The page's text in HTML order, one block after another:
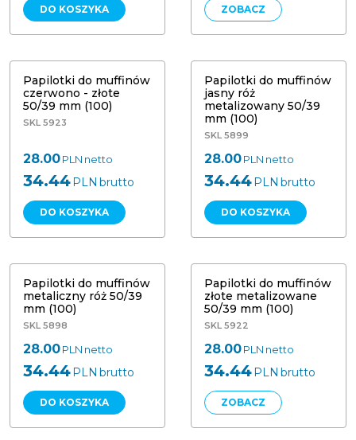
DO KOSZYKA ZOBACZ
Papilotki do muffinów czerwono -
Papilotki do muffinów
czerwono - złote
50/39 mm (100)
SKL 5923
28.00PLN netto
34.44PLN brutto
DO KOSZYKA
Papilotki do muffinów jasny róż
Papilotki do muffinów
jasny róż
metalizowany 50/39
mm (100)
SKL 5899
28.00PLN netto
34.44PLN brutto
DO KOSZYKA
Papilotki do muffinów metaliczny
Papilotki do muffinów
metaliczny róż 50/39
mm (100)
SKL 5898
28.00PLN netto
34.44PLN brutto
DO KOSZYKA
Papilotki do muffinów złote
Papilotki do muffinów
złote metalizowane
50/39 mm (100)
SKL 5922
28.00PLN netto
34.44PLN brutto
ZOBACZ
Papilotki muffiny Tulipan brązowe
Papilotki muffiny Tulipan (200)